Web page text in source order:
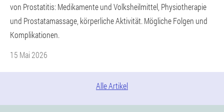
von Prostatitis: Medikamente und Volksheilmittel, Physiotherapie
und Prostatamassage, körperliche Aktivität. Mögliche Folgen und
Komplikationen.
15 Mai 2026
Alle Artikel